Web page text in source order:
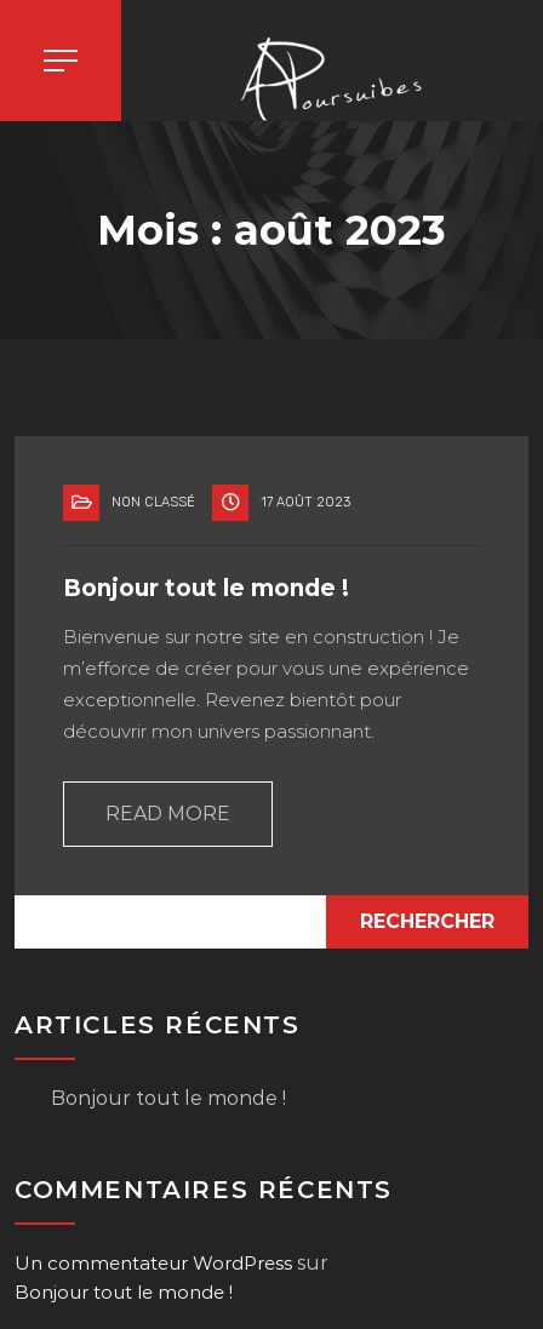
Mois : août 2023
NON CLASSÉ 17 AOÛT 2023
Bonjour tout le monde !
Bienvenue sur notre site en construction ! Je
m’efforce de créer pour vous une expérience
exceptionnelle. Revenez bientôt pour
découvrir mon univers passionnant.
READ MORE
RECHERCHER
ARTICLES RÉCENTS
Bonjour tout le monde !
COMMENTAIRES RÉCENTS
Un commentateur WordPress sur
Bonjour tout le monde !